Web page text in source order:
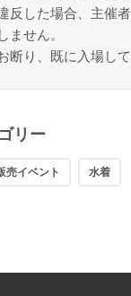
反した場合、主催
ません。
断り、既に入場し
リー
売イベント 水着